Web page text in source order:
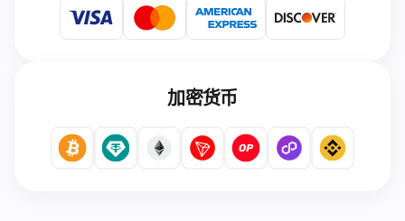
加密货币